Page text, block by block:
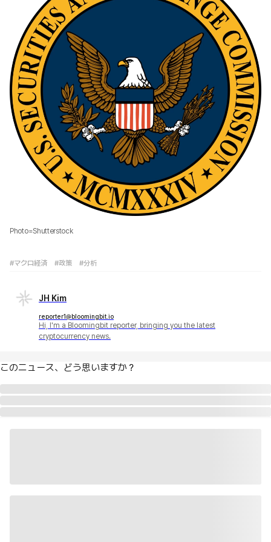
Photo=Shutterstock
#マクロ経済 #政策 #分析
JH Kim
reporter1@bloomingbit.io
Hi, I'm a Bloomingbit reporter, bringing you the latest
cryptocurrency news.
このニュース、どう思いますか？